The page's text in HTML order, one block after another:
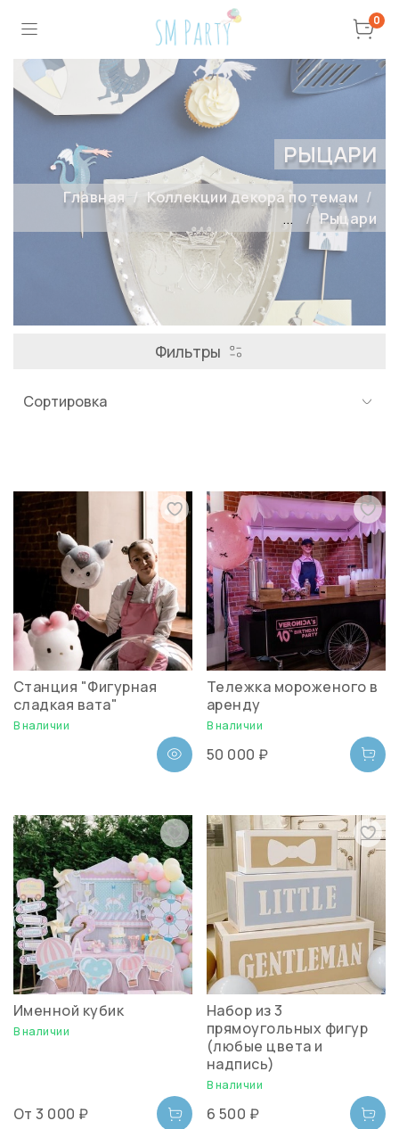
0
РЫЦАРИ
Главная
Коллекции декора по темам
...
Рыцари
Фильтры
Станция "Фигурная
сладкая вата"
В наличии
Тележка мороженого в
аренду
В наличии
50 000 ₽
Именной кубик
В наличии
От 3 000 ₽
Набор из 3
прямоугольных фигур
(любые цвета и
надпись)
В наличии
6 500 ₽